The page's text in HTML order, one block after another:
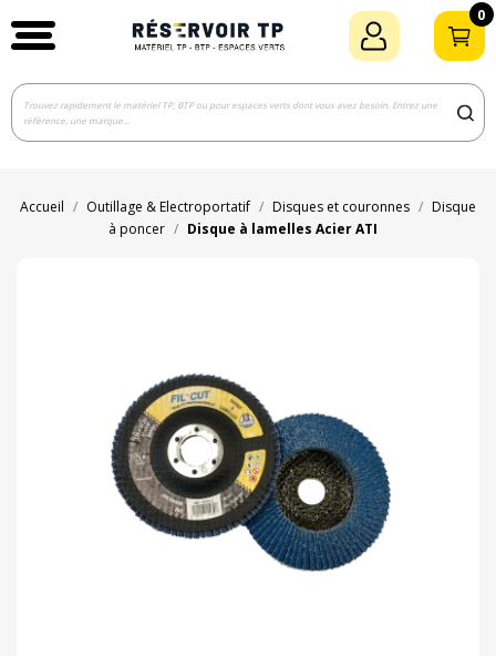
0
Accueil Outillage & Electroportatif Disques et couronnes
Disque
à poncer
Disque à lamelles Acier ATI